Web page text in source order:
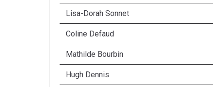
Lisa-Dorah Sonnet
Coline Defaud
Mathilde Bourbin
Hugh Dennis